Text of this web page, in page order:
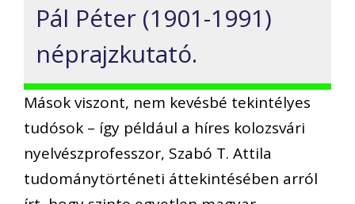
Pál Péter (1901-1991)
néprajzkutató.
Mások viszont, nem kevésbé tekintélyes
tudósok – így például a híres kolozsvári
nyelvészprofesszor, Szabó T. Attila
tudománytörténeti áttekintésében arról